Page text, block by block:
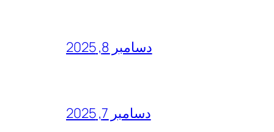
دسامبر 8, 2025
دسامبر 7, 2025